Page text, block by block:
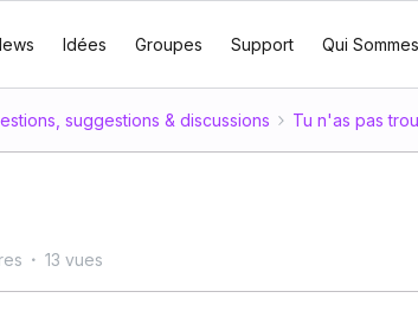
Idées Groupes Support Qui
suggestions & discussions Tu n'as pas
13 vues